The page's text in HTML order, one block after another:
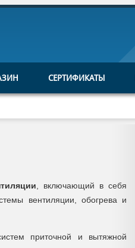
СЕРТИФИКАТЫ
, включающий в себя
вентиляции, обогрева и
приточной и вытяжной